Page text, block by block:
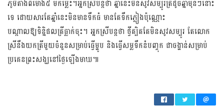
ភូមិតាំងពីម៉ោង៥ មកម្ល៉េះ។អ្នកស្រីបន្តថា ឆ្នាំនេះមិនសូវសម្បូរត្រីដូចឆ្នាំមុនៗនោះ
ទេ ដោយសារតែឆ្នាំនេះមិនមានទឹកធំ មានតែទឹកភ្លៀងប៉ុណ្ណោះ
បណ្តាលឱ្យទិន្និផលត្រីធ្លាក់ចុះ។ អ្នកស្រីបន្តថា ថ្វីត្បិតតែមិនសូវសម្បូរ តែលោក
ស្រី​នឹង​យក​​ត្រី​មួយ​ចំនួន​សម្រាប់​ធ្វើម្ហូប​ និងធ្វើសម្លទឹកនំបញ្ចុក ជាចង្ហាន់សម្រាប់
ប្រគេន​ព្រះសង្ឃនៅថ្ងៃឡើងមាឃ៕